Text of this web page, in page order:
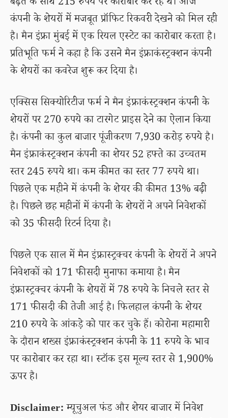
कंपनी के शेयरों में मजबूत प्रॉफिट रिकवरी देखने को मिल रही
है। मैन इंफ्रा मुंबई में एक रियल एस्टेट का कारोबार करता है।
प्रतिभूति फर्म ने कहा है कि उसने मैन इंफ्राकंस्ट्रक्शन कंपनी
के शेयरों का कवरेज शुरू कर दिया है।
एक्सिस सिक्योरिटीज फर्म ने मैन इंफ्राकंस्ट्रक्शन कंपनी के
शेयरों पर 270 रुपये का टारगेट प्राइस देने का ऐलान किया
है। कंपनी का कुल बाजार पूंजीकरण 7,930 करोड़ रुपये है।
मैन इंफ्राकंस्ट्रक्शन कंपनी का शेयर 52 हफ्ते का उच्चतम
स्तर 245 रुपये था। कम कीमत का स्तर 77 रुपये था।
पिछले एक महीने में कंपनी के शेयर की कीमत 13% बढ़ी
है। पिछले छह महीनों में कंपनी के शेयरों ने अपने निवेशकों
को 35 फीसदी रिटर्न दिया है।
पिछले एक साल में मैन इंफ्रास्ट्रक्चर कंपनी के शेयरों ने अपने
निवेशकों को 171 फीसदी मुनाफा कमाया है। मैन
इंफ्रास्ट्रक्चर कंपनी के शेयरों में 78 रुपये के निचले स्तर से
171 फीसदी की तेजी आई है। फिलहाल कंपनी के शेयर
210 रुपये के आंकड़े को पार कर चुके हैं। कोरोना महामारी
के दौरान शख्स इंफ्राकंस्ट्रक्शन कंपनी के 11 रुपये के भाव
पर कारोबार कर रहा था। स्टॉक इस मूल्य स्तर से 1,900%
ऊपर है।
Disclaimer:म्यूचुअल फंड और शेयर बाजार में निवेश